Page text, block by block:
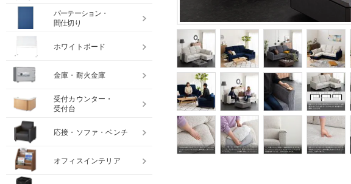
パーテーション・
間仕切り
ホワイトボード
金庫・耐火金庫
受付カウンター・
受付台
応接・ソファ・ベンチ
オフィスインテリア